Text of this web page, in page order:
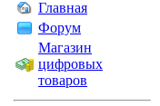
Главная
Форум
Магазин
цифровых
товаров